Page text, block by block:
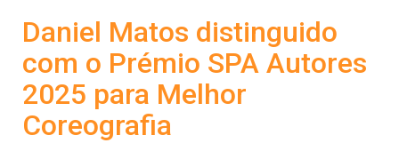
Daniel Matos distinguido
com o Prémio SPA Autores
2025 para Melhor
Coreografia